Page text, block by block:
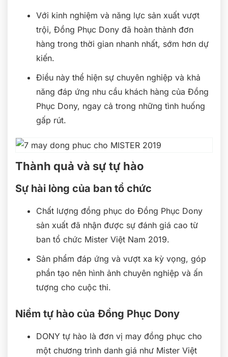
Với kinh nghiệm và năng lực sản xuất vượt
trội, Đồng Phục Dony đã hoàn thành đơn
hàng trong thời gian nhanh nhất, sớm hơn dự
kiến.
Điều này thể hiện sự chuyên nghiệp và khả
năng đáp ứng nhu cầu khách hàng của Đồng
Phục Dony, ngay cả trong những tình huống
gấp rút.
Thành quả và sự tự hào
Sự hài lòng của ban tổ chức
Chất lượng đồng phục do Đồng Phục Dony
sản xuất đã nhận được sự đánh giá cao từ
ban tổ chức Mister Việt Nam 2019.
Sản phẩm đáp ứng và vượt xa kỳ vọng, góp
phần tạo nên hình ảnh chuyên nghiệp và ấn
tượng cho cuộc thi.
Niềm tự hào của Đồng Phục Dony
DONY tự hào là đơn vị may đồng phục cho
một chương trình danh giá như Mister Việt